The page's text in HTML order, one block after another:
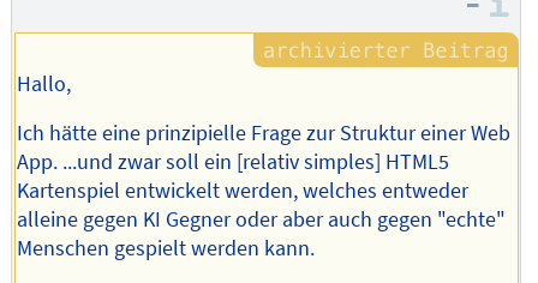
Hallo,
Ich hätte eine prinzipielle Frage zur Struktur einer Web
App. ...und zwar soll ein [relativ simples] HTML5
Kartenspiel entwickelt werden, welches entweder
alleine gegen KI Gegner oder aber auch gegen "echte"
Menschen gespielt werden kann.